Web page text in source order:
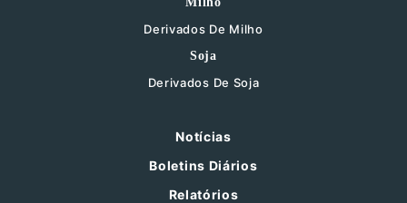
Derivados De Milho
Soja
Derivados De Soja
Notícias
Boletins Diários
Relatórios